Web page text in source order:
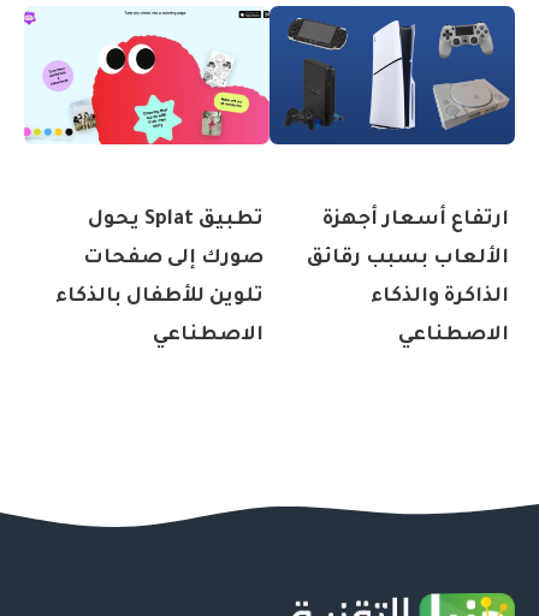
ارتفاع أسعار أجهزة
الألعاب بسبب رقائق
الذاكرة والذكاء
الاصطناعي
تطبيق Splat يحول
صورك إلى صفحات
تلوين للأطفال بالذكاء
الاصطناعي